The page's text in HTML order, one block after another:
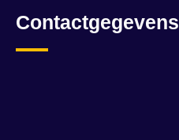
Contactgegevens